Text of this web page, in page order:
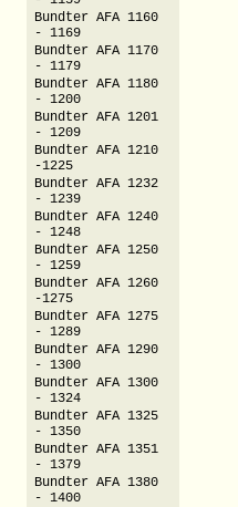
Bundter AFA 1160
- 1169
Bundter AFA 1170
- 1179
Bundter AFA 1180
- 1200
Bundter AFA 1201
- 1209
Bundter AFA 1210
-1225
Bundter AFA 1232
- 1239
Bundter AFA 1240
- 1248
Bundter AFA 1250
- 1259
Bundter AFA 1260
-1275
Bundter AFA 1275
- 1289
Bundter AFA 1290
- 1300
Bundter AFA 1300
- 1324
Bundter AFA 1325
- 1350
Bundter AFA 1351
- 1379
Bundter AFA 1380
- 1400